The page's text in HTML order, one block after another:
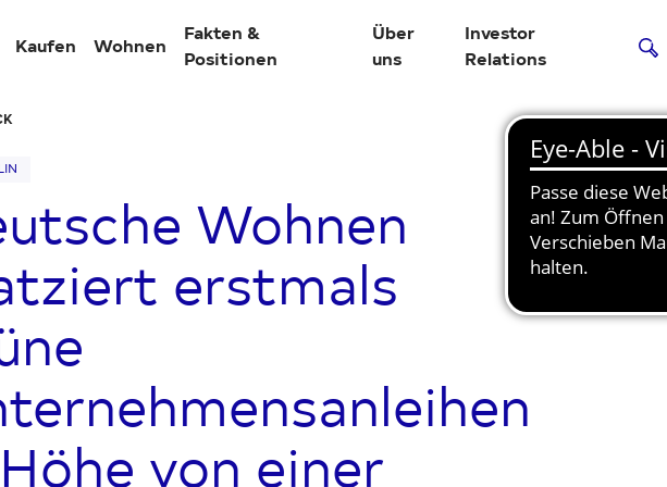
Kaufen Wohnen
Fakten &
Positionen
Stand
Über
uns
Übersicht Unternehmen
Unternehmensgeschichte
Übersicht Presse & News
Downloads
Investor
Relations
Wohnen
erstmals
von einer